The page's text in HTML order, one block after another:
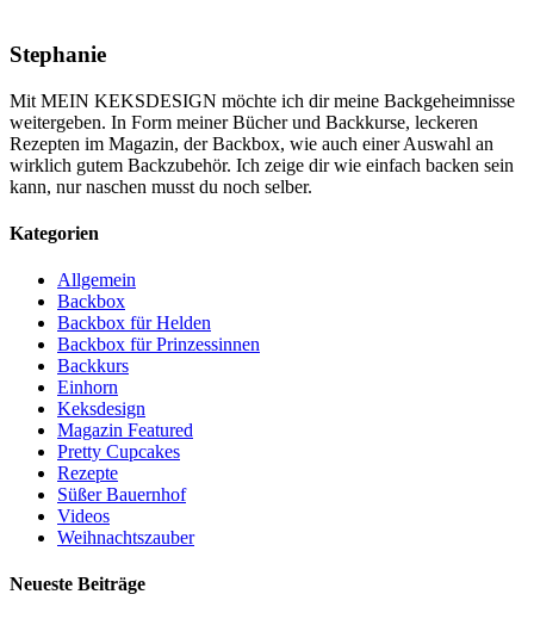
Stephanie
Mit MEIN KEKSDESIGN möchte ich dir meine Backgeheimnisse
weitergeben. In Form meiner Bücher und Backkurse, leckeren
Rezepten im Magazin, der Backbox, wie auch einer Auswahl an
wirklich gutem Backzubehör. Ich zeige dir wie einfach backen sein
kann, nur naschen musst du noch selber.
Kategorien
Allgemein
Backbox
Backbox für Helden
Backbox für Prinzessinnen
Backkurs
Einhorn
Keksdesign
Magazin Featured
Pretty Cupcakes
Rezepte
Süßer Bauernhof
Videos
Weihnachtszauber
Neueste Beiträge